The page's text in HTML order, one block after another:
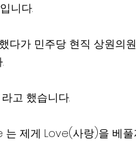
니다.
다가 민주당 현직 상원의
고 했습니다.
제게 Love(사랑)을 베풀